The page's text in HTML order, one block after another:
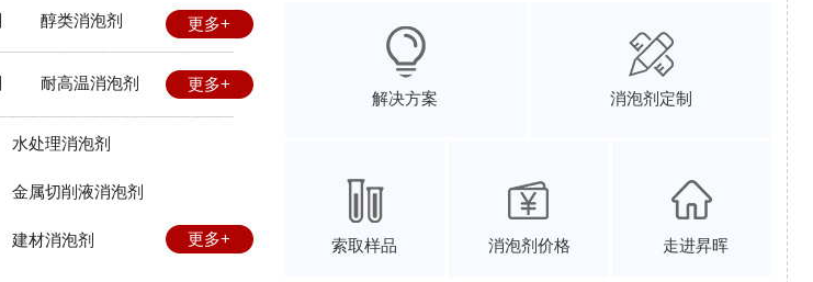
醇类消泡剂 更多+
耐高温消泡剂 更多+
水处理消泡剂
金属切削液消泡剂
建材消泡剂 更多+
解决方案 消泡剂定制
索取样品 消泡剂价格 走进昇晖